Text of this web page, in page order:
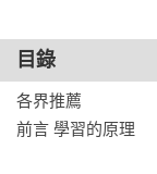
目錄
各界推薦
前言 學習的原理